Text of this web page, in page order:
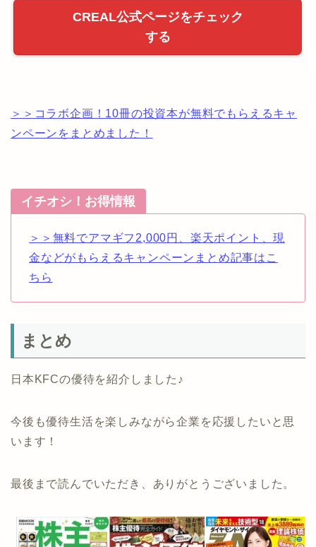
CREAL公式ページをチェック
する
＞＞コラボ企画！10冊の投資本が無料でもらえるキャ
ンペーンをまとめました！
イチオシ！お得情報
＞＞無料でアマギフ2,000円、楽天ポイント、現
金などがもらえるキャンペーンまとめ記事はこ
ちら
まとめ
日本KFCの優待を紹介しました♪
今後も優待生活を楽しみながら企業を応援したいと思
います！
最後まで読んでいただき、ありがとうございました。